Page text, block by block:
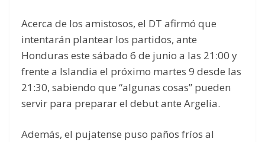
Acerca de los amistosos, el DT afirmó que
intentarán plantear los partidos, ante
Honduras este sábado 6 de junio a las 21:00 y
frente a Islandia el próximo martes 9 desde las
21:30, sabiendo que “algunas cosas” pueden
servir para preparar el debut ante Argelia.
Además, el pujatense puso paños fríos al